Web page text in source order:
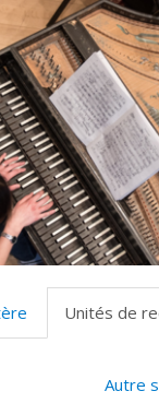
Unités de
Autre